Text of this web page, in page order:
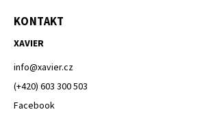
KONTAKT
XAVIER
info@xavier.cz
(+420) 603 300 503
Facebook